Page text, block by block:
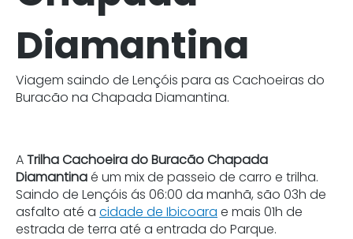
Diamantina
Viagem saindo de Lençóis para as Cachoeiras do
Buracão na Chapada Diamantina.
ATrilha Cachoeira do Buracão Chapada
Diamantinaé um mix de passeio de carro e trilha.
Saindo de Lençóis ás 06:00 da manhã, são 03h de
asfalto até a cidade de Ibicoara e mais 01h de
estrada de terra até a entrada do Parque.